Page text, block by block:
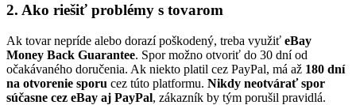
2. Ako riešiť problémy s tovarom
Ak tovar nepríde alebo dorazí poškodený, treba využiť eBay
Money Back Guarantee. Spor možno otvoriť do 30 dní od
očakávaného doručenia. Ak niekto platil cez PayPal, má až 180 dní
na otvorenie sporu cez túto platformu. Nikdy neotvárať spor
súčasne cez eBay aj PayPal, zákazník by tým porušil pravidlá.